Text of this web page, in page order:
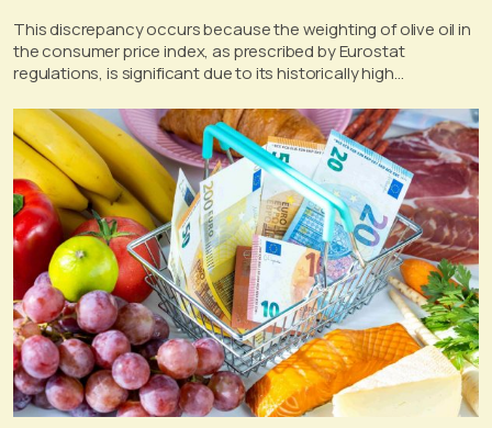
This discrepancy occurs because the weighting of olive oil in
the consumer price index, as prescribed by Eurostat
regulations, is significant due to its historically high